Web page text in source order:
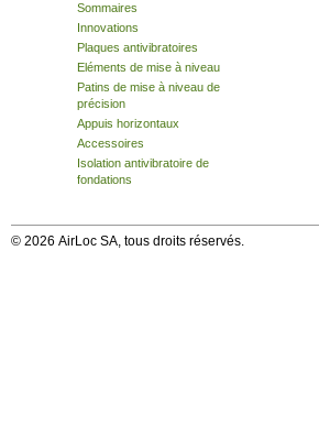
Sommaires
Innovations
Plaques antivibratoires
Eléments de mise à niveau
Patins de mise à niveau de
précision
Appuis horizontaux
Accessoires
Isolation antivibratoire de
fondations
© 2026 AirLoc SA, tous droits réservés.